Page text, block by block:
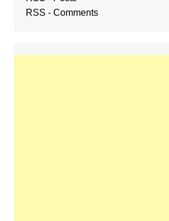
RSS - Comments